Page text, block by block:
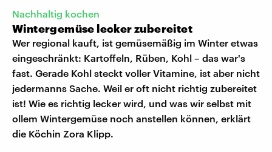
Nachhaltig kochen
Wintergemüse lecker zubereitet
Wer regional kauft, ist gemüsemäßig im Winter etwas
eingeschränkt: Kartoffeln, Rüben, Kohl – das war's
fast. Gerade Kohl steckt voller Vitamine, ist aber nicht
jedermanns Sache. Weil er oft nicht richtig zubereitet
ist! Wie es richtig lecker wird, und was wir selbst mit
ollem Wintergemüse noch anstellen können, erklärt
die Köchin Zora Klipp.